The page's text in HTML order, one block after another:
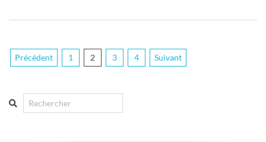
Pagination
publications
Précédent 1 2 3 4 Suivant
Search